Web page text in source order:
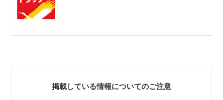
掲載している情報についてのご注意